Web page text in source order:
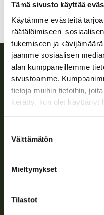
Tämä sivusto käyttää
Käytämme evästeitä
räätälöimiseen,
tukemiseen ja
jaamme sosiaalisen
alan kumppaneillemme
sivustoamme.
tietoja muihin tietoihin,
kerätty, kun olet käyttänyt
valinta
Välttämätön
Mieltymykset
Tilastot
Suomen
Suomen riistakeskus
Avoinna arkipäivisin klo 9-15.